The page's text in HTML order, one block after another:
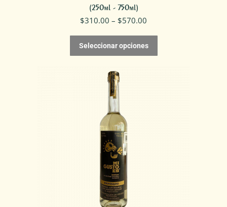
(250ml - 750ml)
$310.00 – $570.00
Seleccionar opciones